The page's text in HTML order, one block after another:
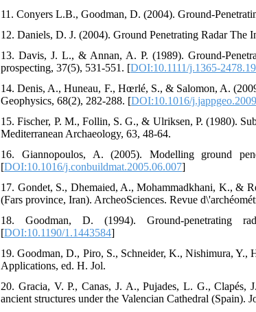
11. Conyers L.B., Goodman, D. (2004). Ground-
12. Daniels, D. J. (2004). Ground Penetrating Radar
13. Davis, J. L., & Annan, A. P. (1989).
prospecting, 37(5), 531-551. [DOI:10.1111/j.1365-
14. Denis, A., Huneau, F., Hœrlé, S., & Salomon, A.
Geophysics, 68(2), 282-288. [DOI:10.1016/
15. Fischer, P. M., Follin, S. G., & Ulriksen, P. (1980).
Mediterranean Archaeology, 63, 48-64.
16. Giannopoulos, A. (2005). Modelling ground
[DOI:10.1016/j.conbuildmat.2005.06.007]
17. Gondet, S., Dhemaied, A., Mohammadkhani, K., &
(Fars province, Iran). ArcheoSciences. Revue
18. Goodman, D. (1994). Ground-penetrating
[DOI:10.1190/1.1443584]
19. Goodman, D., Piro, S., Schneider, K., Nishimura,
Applications, ed. H. Jol.
20. Gracia, V. P., Canas, J. A., Pujades, L. G.,
ancient structures under the Valencian Cathedral